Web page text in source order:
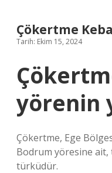
Çökertme
Tarih: Ekim 15, 2024
yörenin
Çökertme, Ege
Bodrum yöresine
türküdür.